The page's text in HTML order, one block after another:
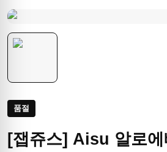
품절
[잽쥬스] Aisu 알로